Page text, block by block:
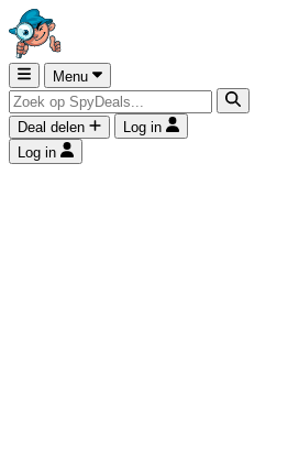
Menu
Deal delen
Log in
Log in